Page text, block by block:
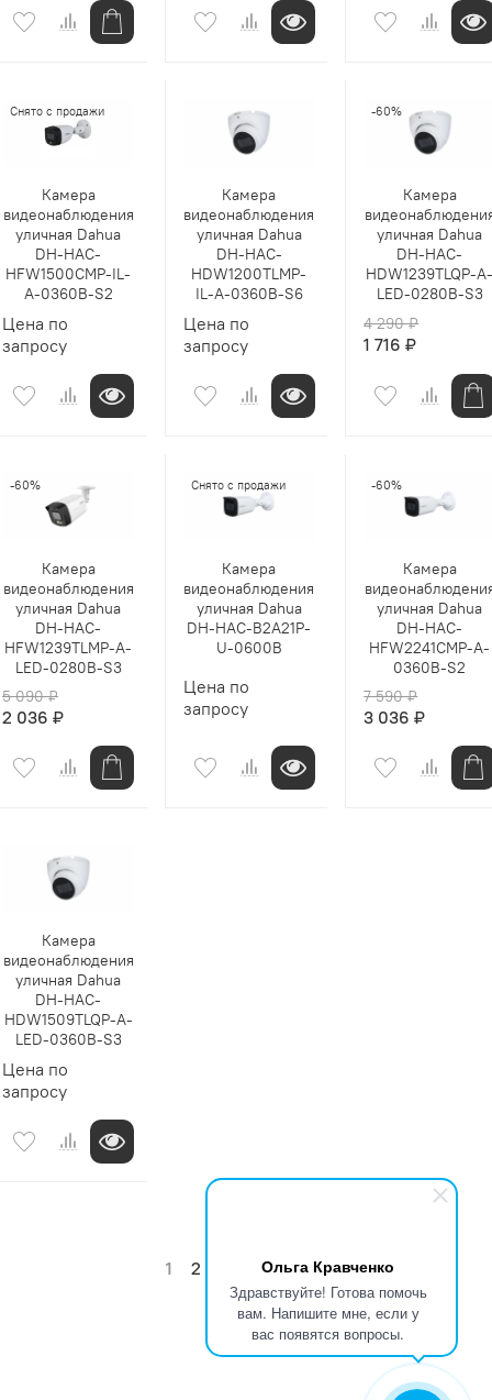
Ольга Кравченко
Здравствуйте! Готова помочь
вам. Напишите мне, если у
вас появятся вопросы.
Снято с продажи
Камера
видеонаблюдения
уличная Dahua
DH-HAC-
HFW1500CMP-IL-
A-0360B-S2
Цена по
запросу
Камера
видеонаблюдения
уличная Dahua
DH-HAC-
HDW1200TLMP-
IL-A-0360B-S6
Цена по
запросу
-60%
Камера
уличная Dahua
DH-HAC-
HDW1239TLQP-
LED-0280B-S3
4 290 ₽
1 716 ₽
-60%
Камера
видеонаблюдения
уличная Dahua
DH-HAC-
HFW1239TLMP-A-
LED-0280B-S3
5 090 ₽
2 036 ₽
Снято с продажи
Камера
видеонаблюдения
уличная Dahua
DH-HAC-B2A21P-
U-0600B
Цена по
запросу
-60%
Камера
уличная Dahua
DH-HAC-
HFW2241CMP-A-
0360B-S2
7 590 ₽
3 036 ₽
Камера
видеонаблюдения
уличная Dahua
DH-HAC-
HDW1509TLQP-A-
LED-0360B-S3
Цена по
запросу
1 2 13